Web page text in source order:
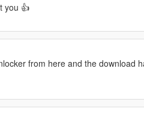
you 👍
from here and the download